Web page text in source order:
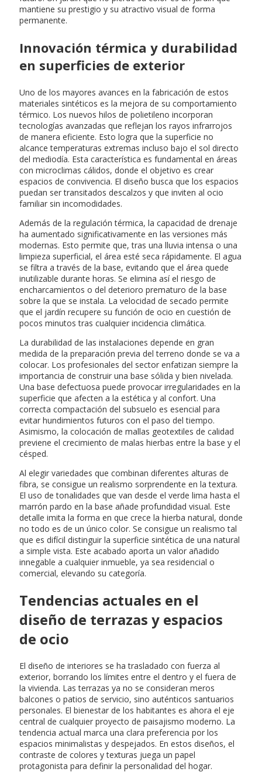
mantiene su prestigio y su atractivo visual de forma
permanente.
Innovación térmica y durabilidad
en superficies de exterior
Uno de los mayores avances en la fabricación de estos
materiales sintéticos es la mejora de su comportamiento
térmico. Los nuevos hilos de polietileno incorporan
tecnologías avanzadas que reflejan los rayos infrarrojos
de manera eficiente. Esto logra que la superficie no
alcance temperaturas extremas incluso bajo el sol directo
del mediodía. Esta característica es fundamental en áreas
con microclimas cálidos, donde el objetivo es crear
espacios de convivencia. El diseño busca que los espacios
puedan ser transitados descalzos y que inviten al ocio
familiar sin incomodidades.
Además de la regulación térmica, la capacidad de drenaje
ha aumentado significativamente en las versiones más
modernas. Esto permite que, tras una lluvia intensa o una
limpieza superficial, el área esté seca rápidamente. El agua
se filtra a través de la base, evitando que el área quede
inutilizable durante horas. Se elimina así el riesgo de
encharcamientos o del deterioro prematuro de la base
sobre la que se instala. La velocidad de secado permite
que el jardín recupere su función de ocio en cuestión de
pocos minutos tras cualquier incidencia climática.
La durabilidad de las instalaciones depende en gran
medida de la preparación previa del terreno donde se va a
colocar. Los profesionales del sector enfatizan siempre la
importancia de construir una base sólida y bien nivelada.
Una base defectuosa puede provocar irregularidades en la
superficie que afecten a la estética y al confort. Una
correcta compactación del subsuelo es esencial para
evitar hundimientos futuros con el paso del tiempo.
Asimismo, la colocación de mallas geotextiles de calidad
previene el crecimiento de malas hierbas entre la base y el
césped.
Al elegir variedades que combinan diferentes alturas de
fibra, se consigue un realismo sorprendente en la textura.
El uso de tonalidades que van desde el verde lima hasta el
marrón pardo en la base añade profundidad visual. Este
detalle imita la forma en que crece la hierba natural, donde
no todo es de un único color. Se consigue un realismo tal
que es difícil distinguir la superficie sintética de una natural
a simple vista. Este acabado aporta un valor añadido
innegable a cualquier inmueble, ya sea residencial o
comercial, elevando su categoría.
Tendencias actuales en el
diseño de terrazas y espacios
de ocio
El diseño de interiores se ha trasladado con fuerza al
exterior, borrando los límites entre el dentro y el fuera de
la vivienda. Las terrazas ya no se consideran meros
balcones o patios de servicio, sino auténticos santuarios
personales. El bienestar de los habitantes es ahora el eje
central de cualquier proyecto de paisajismo moderno. La
tendencia actual marca una clara preferencia por los
espacios minimalistas y despejados. En estos diseños, el
contraste de colores y texturas juega un papel
protagonista para definir la personalidad del hogar.